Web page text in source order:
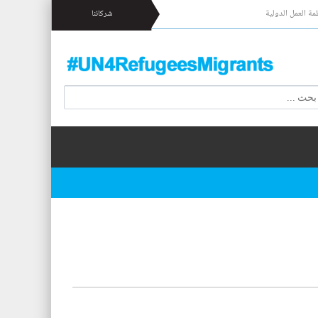
العمل الدولية شركائنا